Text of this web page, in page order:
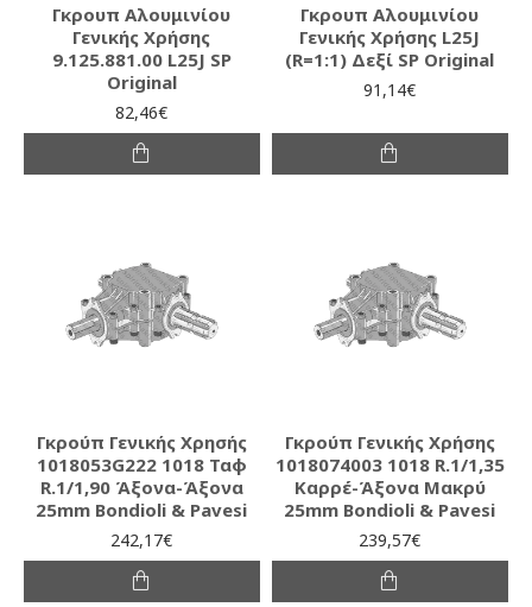
Γκρουπ Αλουμινίου
Γενικής Χρήσης
9.125.881.00 L25J SP
Original
82,46€
Γκρουπ Αλουμινίου
Γενικής Χρήσης L25J
(R=1:1) Δεξί SP Original
91,14€
Γκρούπ Γενικής Χρησής
1018053G222 1018 Ταφ
R.1/1,90 Άξονα-Άξονα
25mm Bondioli & Pavesi
242,17€
Γκρούπ Γενικής Χρήσης
1018074003 1018 R.1/1,35
Καρρέ-Άξονα Μακρύ
25mm Bondioli & Pavesi
239,57€